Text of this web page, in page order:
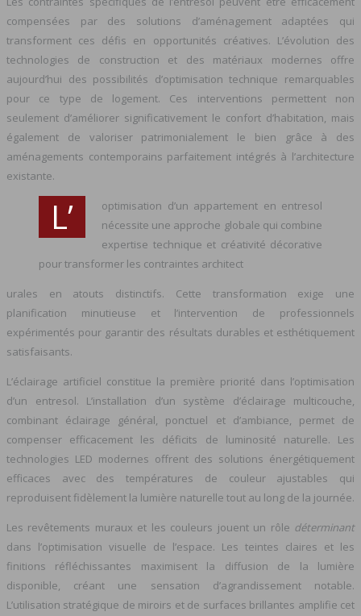
compensées par des solutions d’aménagement adaptées qui
transforment ces défis en opportunités créatives. L’évolution des
technologies de construction et des matériaux modernes offre
aujourd’hui des possibilités d’optimisation technique remarquables
pour ce type de logement. Ces interventions permettent non
seulement d’améliorer significativement le confort d’habitation, mais
également de valoriser patrimonialement le bien grâce à des
aménagements contemporains parfaitement intégrés à l’architecture
existante.
L’
optimisation d’un appartement en entresol
nécessite une approche globale qui combine
expertise technique et créativité décorative
pour transformer les contraintes architect
urales en atouts distinctifs. Cette transformation exige une
planification minutieuse et l’intervention de professionnels
expérimentés pour garantir des résultats durables et esthétiquement
satisfaisants.
L’éclairage artificiel constitue la première priorité dans l’optimisation
d’un entresol. L’installation d’un système d’éclairage multicouche,
combinant éclairage général, ponctuel et d’ambiance, permet de
compenser efficacement les déficits de luminosité naturelle. Les
technologies LED modernes offrent des solutions énergétiquement
efficaces avec des températures de couleur ajustables qui
reproduisent fidèlement la lumière naturelle tout au long de la journée.
Les revêtements muraux et les couleurs jouent un rôle déterminant
dans l’optimisation visuelle de l’espace. Les teintes claires et les
finitions réfléchissantes maximisent la diffusion de la lumière
disponible, créant une sensation d’agrandissement notable.
L’utilisation stratégique de miroirs et de surfaces brillantes amplifie cet